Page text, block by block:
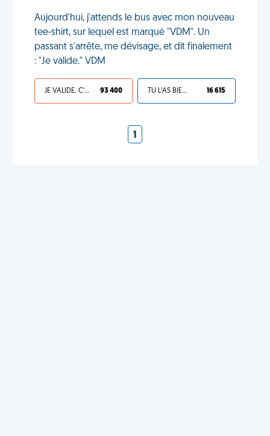
Aujourd'hui, j'attends le bus avec mon nouveau
tee-shirt, sur lequel est marqué "VDM". Un
passant s'arrête, me dévisage, et dit finalement
: "Je valide." VDM
JE VALIDE, C'EST UNE VDM 93 400 TU L'AS BIEN MÉRITÉ 16 615
1